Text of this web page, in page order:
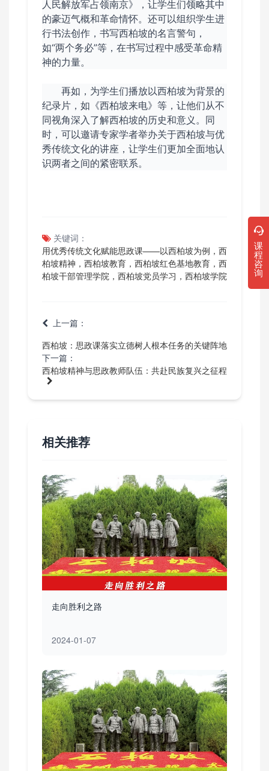
人民解放军占领南京》，让学生们领略其中
的豪迈气概和革命情怀。还可以组织学生进
行书法创作，书写西柏坡的名言警句，
如“两个务必”等，在书写过程中感受革命精
神的力量。
再如，为学生们播放以西柏坡为背景的
纪录片，如《西柏坡来电》等，让他们从不
同视角深入了解西柏坡的历史和意义。同
时，可以邀请专家学者举办关于西柏坡与优
秀传统文化的讲座，让学生们更加全面地认
识两者之间的紧密联系。
关键词：
用优秀传统文化赋能思政课——以西柏坡为例，西
柏坡精神，西柏坡教育，西柏坡红色基地教育，西
柏坡干部管理学院，西柏坡党员学习，西柏坡学院
上一篇：
西柏坡：思政课落实立德树人根本任务的关键阵地
下一篇：
西柏坡精神与思政教师队伍：共赴民族复兴之征程
相关推荐
走向胜利之路
2024-01-07
课
程
咨
询